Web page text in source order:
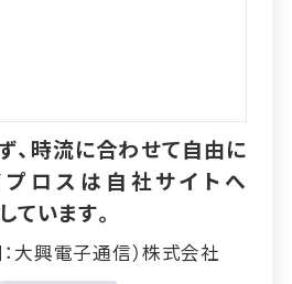
、時流に合わせて自由に
ロスは自社サイトへ
います。
大興電子通信）株式会社